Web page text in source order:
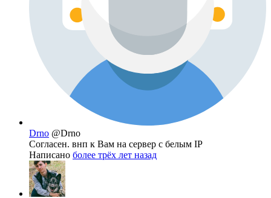
Drno @Drno
Согласен. внп к Вам на сервер с белым IP
Написано более трёх лет назад